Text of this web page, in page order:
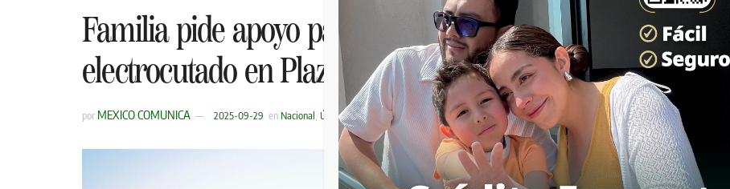
Familia pide apoyo para Brandon Villa, hombre
electrocutado en Plaza Península
por MEXICO COMUNICA 2025-09-29 en Nacional Últimas Noticias